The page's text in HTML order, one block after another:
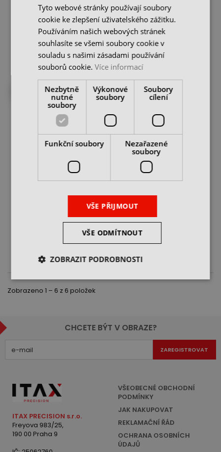
skladem 1 ks
155 Kč221 Kč
cena bez DPH
DO KOŠÍKU
skladem u dodavatele
53 Kč76 Kč
cena bez DPH
DO KOŠÍKU
DO 2-3 DNŮ U VÁS
3/8’’ Redukce 1/2"
-30%
DO KOŠÍKU
3/8’’ Redukce 1/4"
skladem 1 ks
76 Kč108 Kč
cena bez DPH
DO KOŠÍKU
Zobrazeno 1 – 6 z 6 položek
CHCETE BÝT V OBRAZE?
ZAREGISTROVAT
ITAX PRECISION s.r.o.
Freyova 983/25,
190 00 Praha 9
VŠEOBECNÉ OBCHODNÍ
PODMÍNKY
JAK NAKUPOVAT
REKLAMAČNÍ ŘÁD
OCHRANA OSOBNÍCH
ÚDAJŮ
Tyto webové stránky používají soubory
cookie ke zlepšení uživatelského zážitku.
Používáním našich webových stránek
souhlasíte se všemi soubory cookie v
souladu s našimi zásadami používání
souborů cookie.Více informací
Nezbytně
nutné
soubory
Výkonové
soubory
Soubory
cílení
Funkční soubory
Nezařazené
soubory
VŠE PŘIJMOUT
VŠE ODMÍTNOUT
ZOBRAZIT PODROBNOSTI